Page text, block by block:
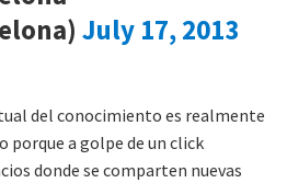
July 17, 2013
del conocimiento es realmente
porque a golpe de un click
donde se comparten nuevas